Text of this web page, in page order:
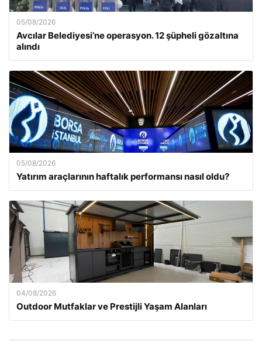
05/08/2026
Avcılar Belediyesi’ne operasyon. 12 şüpheli gözaltına
alındı
05/08/2026
Yatırım araçlarının haftalık performansı nasıl oldu?
04/08/2026
Outdoor Mutfaklar ve Prestijli Yaşam Alanları